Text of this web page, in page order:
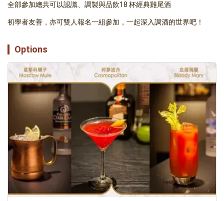
全部參加總共可以認識、調製與品飲18 杯經典雞尾酒
初學者友善，亦可雙人報名一組參加，一起深入調酒的世界吧！
Options